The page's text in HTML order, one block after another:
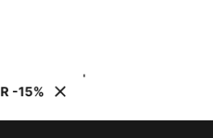
-15%